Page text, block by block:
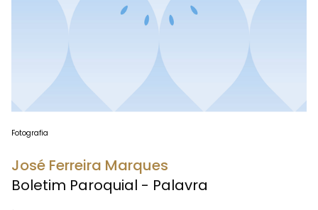
Fotografia
José Ferreira Marques
Boletim Paroquial - Palavra